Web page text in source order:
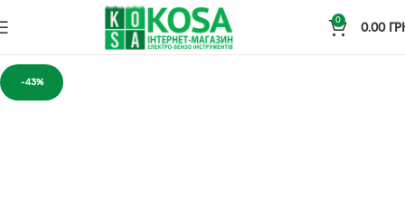
0
0.00
-43%